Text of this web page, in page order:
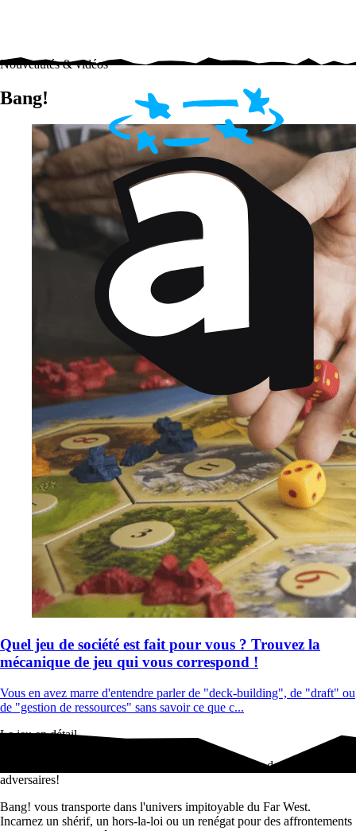
Nouveautés & vidéos
Bang!
Quel jeu de société est fait pour vous ? Trouvez la
mécanique de jeu qui vous correspond !
Vous en avez marre d'entendre parler de "deck-building", de "draft" ou
de "gestion de ressources" sans savoir ce que c...
Le jeu en détail
Devenez Shérif, Hors-la-loi ou Renégat et triomphez de vos
adversaires!
Bang! vous transporte dans l'univers impitoyable du Far West.
Incarnez un shérif, un hors-la-loi ou un renégat pour des affrontements